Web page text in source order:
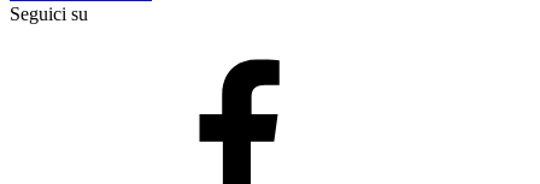
Seguici su